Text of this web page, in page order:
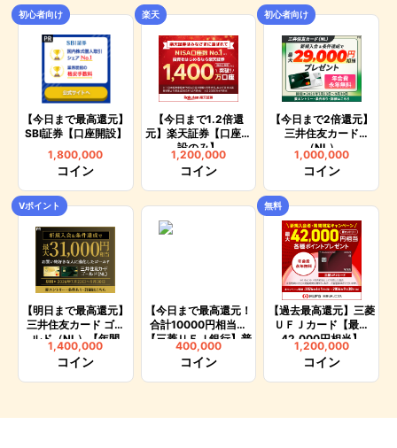
初心者向け
【今日まで最高還元】
SBI証券【口座開設】
1,800,000
コイン
楽天
【今日まで1.2倍還
元】楽天証券【口座開
設のみ】
1,200,000
コイン
初心者向け
【今日まで2倍還元】
三井住友カード
（NL）
1,000,000
コイン
Vポイント
【明日まで最高還元】
三井住友カード ゴー
ルド（NL）【年間
100万円ご利用で翌年
以降の年会費永年無
料】
1,400,000
コイン
【今日まで最高還元！
合計10000円相当】
【三菱ＵＦＪ銀行】普
通預金口座開設
400,000
コイン
無料
【過去最高還元】三菱
ＵＦＪカード【最大
42,000円相当】
1,200,000
コイン